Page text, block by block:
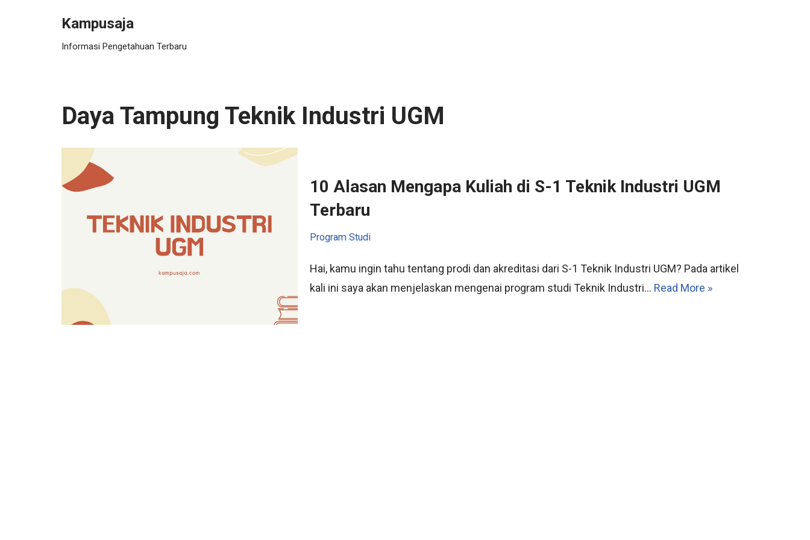
Kampusaja
Informasi Pengetahuan Terbaru
Daya Tampung Teknik Industri UGM
10 Alasan Mengapa Kuliah di S-1 Teknik Industri UGM
Terbaru
Program Studi
Hai, kamu ingin tahu tentang prodi dan akreditasi dari S-1 Teknik Industri UGM? Pada artikel
kali ini saya akan menjelaskan mengenai program studi Teknik Industri… Read More »